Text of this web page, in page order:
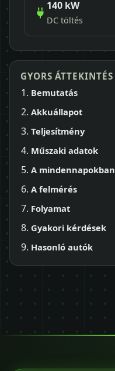
140 kW
DC töltés
GYORS ÁTTEKINTÉS
Bemutatás
Akkuállapot
Teljesítmény
Műszaki adatok
A mindennapokban
A felmérés
Folyamat
Gyakori kérdések
Hasonló autók